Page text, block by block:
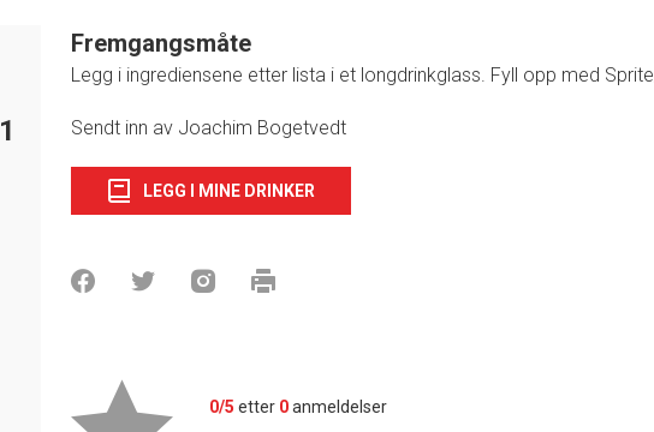
1
Fremgangsmåte
Legg i ingrediensene etter lista i et longdrinkglass. Fyll opp med
Sendt inn av Joachim Bogetvedt
LEGG I MINE DRINKER
0/5 etter 0anmeldelser